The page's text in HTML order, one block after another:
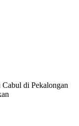
di Pekalongan